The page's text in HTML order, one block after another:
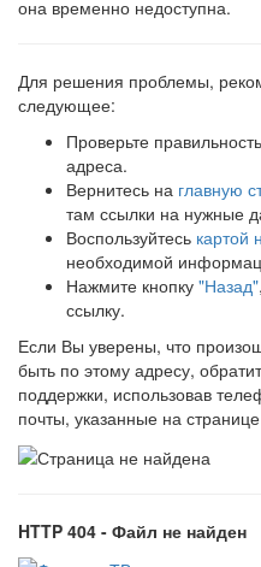
она временно недоступна.
Для решения проблемы,
следующее:
Проверьте
адреса.
Вернитесь на главную
там ссылки на нужные
Воспользуйтесь картой
необходимой
Нажмите кнопку "Назад"
ссылку.
Если Вы уверены, что
быть по этому адресу,
поддержки, использовав
почты, указанные на странице
HTTP 404 - Файл не найден